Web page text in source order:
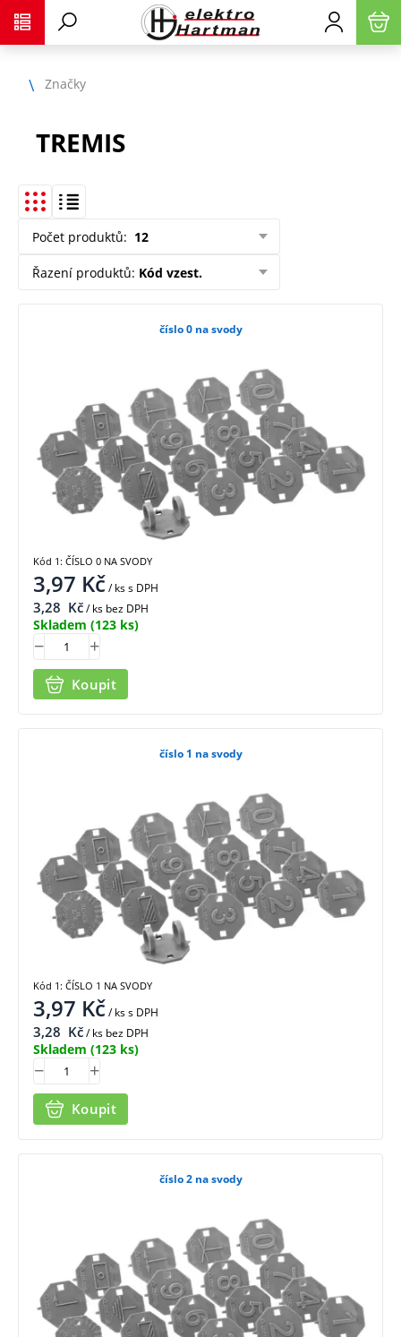
Značky
TREMIS
Počet produktů: 12
Řazení produktů: Kód vzest.
číslo 0 na svody
3,97 Kč/ kss DPH
3,28 Kč/ ks bez DPH
Skladem (123 ks)
Koupit
Kód 1: ČÍSLO 0 NA SVODY
číslo 1 na svody
3,97 Kč/ kss DPH
3,28 Kč/ ks bez DPH
Skladem (123 ks)
Koupit
Kód 1: ČÍSLO 1 NA SVODY
číslo 2 na svody